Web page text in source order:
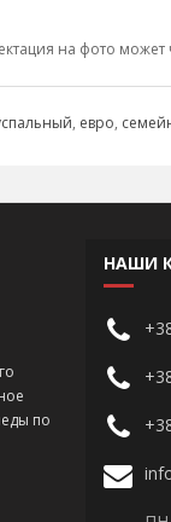
на фото может
, евро,
по
НАШИ